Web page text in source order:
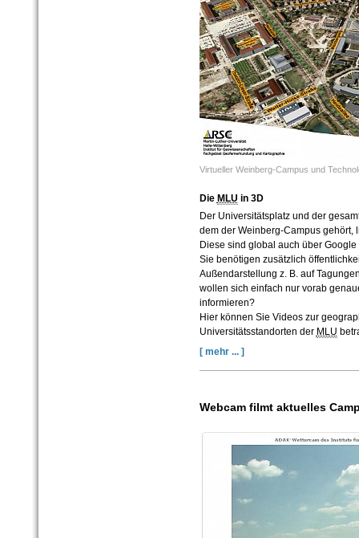
Virtueller Weinberg-Campus und
Die MLU in 3D
Der Universitätsplatz und der
dem der Weinberg-Campus gehört,
Diese sind global auch über Google
Sie benötigen zusätzlich
Außendarstellung z. B. auf
wollen sich einfach nur vorab
informieren?
Hier können Sie Videos zur
Universitätsstandorten der MLU
[ mehr ... ]
Webcam filmt aktuelles